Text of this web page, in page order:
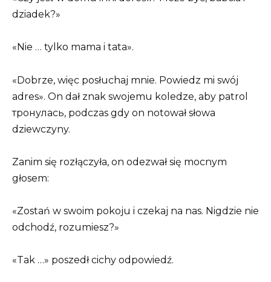
dziadek?»
«Nie … tylko mama i tata».
«Dobrze, więc posłuchaj mnie. Powiedz mi swój
adres». On dał znak swojemu koledze, aby patrol
тронулась, podczas gdy on notował słowa
dziewczyny.
Zanim się rozłączyła, on odezwał się mocnym
głosem:
«Zostań w swoim pokoju i czekaj na nas. Nigdzie nie
odchodź, rozumiesz?»
«Tak …» poszedł cichy odpowiedź.